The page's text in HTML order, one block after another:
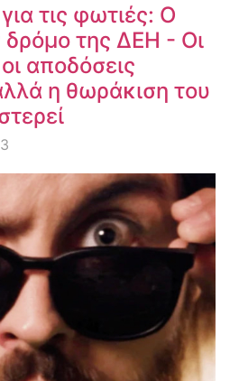
τις φωτιές: Ο
της ΔΕΗ - Οι
αποδόσεις
η θωράκιση του